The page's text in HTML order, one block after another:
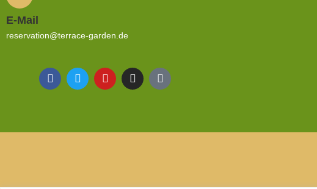
E-Mail
reservation@terrace-garden.de